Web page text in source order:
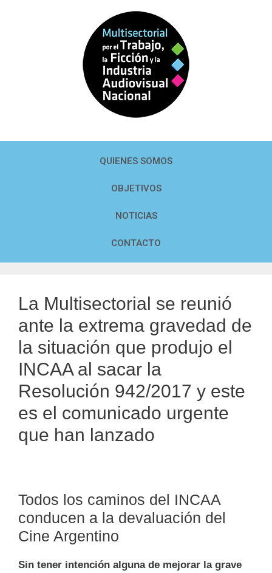
QUIENES SOMOS
OBJETIVOS
NOTICIAS
CONTACTO
La Multisectorial se reunió
ante la extrema gravedad de
la situación que produjo el
INCAA al sacar la
Resolución 942/2017 y este
es el comunicado urgente
que han lanzado
Todos los caminos del INCAA
conducen a la devaluación del
Cine Argentino
Sin tener intención alguna de mejorar la grave